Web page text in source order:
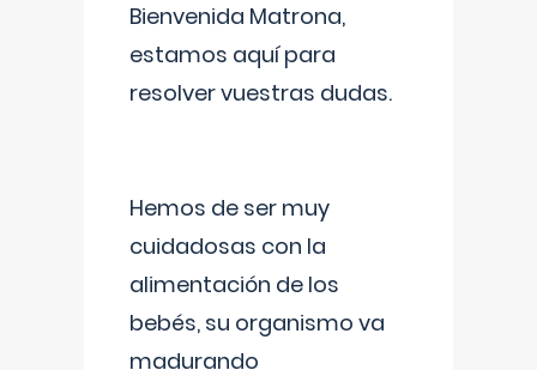
Bienvenida Matrona,
estamos aquí para
resolver vuestras dudas.
Hemos de ser muy
cuidadosas con la
alimentación de los
bebés, su organismo va
madurando